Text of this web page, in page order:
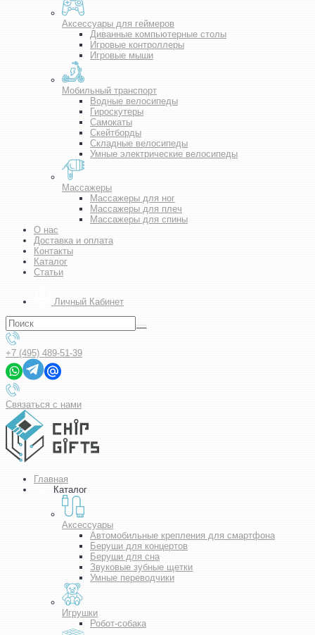
Аксессуары для геймеров
Диванные компьютерные столы
Игровые контроллеры
Игровые мыши
Мобильный транспорт
Водные велосипеды
Гироскутеры
Самокаты
Скейтборды
Складные велосипеды
Умные электрические велосипеды
Массажеры
Массажеры для ног
Массажеры для плеч
Массажеры для спины
О нас
Доставка и оплата
Контакты
Каталог
Статьи
Личный Кабинет
+7 (495) 489-51-39
Связаться с нами
Главная
Каталог
Аксессуары
Автомобильные крепления для смартфона
Беруши для концертов
Беруши для сна
Звуковые зубные щетки
Умные переводчики
Игрушки
Робот-собака